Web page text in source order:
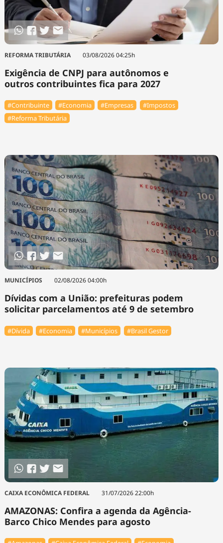
REFORMA TRIBUTÁRIA 03/08/2026 04:25h
Exigência de CNPJ para autônomos e
outros contribuintes fica para 2027
#Contribuinte #Economia #Empresas
#Impostos
#Reforma Tributária
MUNICÍPIOS 02/08/2026 04:00h
Dívidas com a União: prefeituras podem
solicitar parcelamentos até 9 de setembro
#Dívida #Economia #Municípios #Brasil Gestor
CAIXA ECONÔMICA FEDERAL 31/07/2026 22:00h
AMAZONAS: Confira a agenda da Agência-
Barco Chico Mendes para agosto